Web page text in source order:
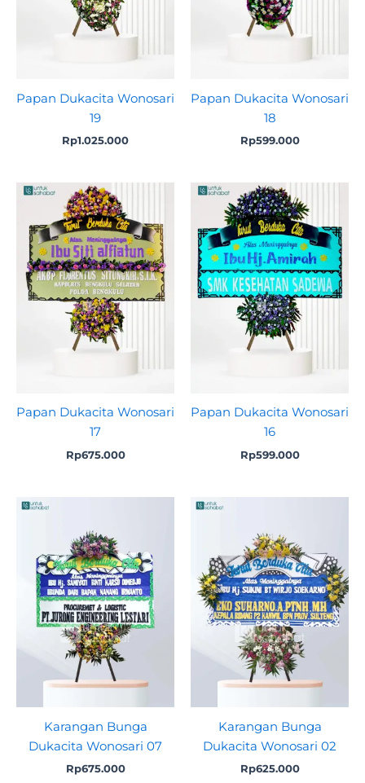
Papan Dukacita Wonosari
19
Rp1.025.000
Papan Dukacita Wonosari
18
Rp599.000
Papan Dukacita Wonosari
17
Rp675.000
Papan Dukacita Wonosari
16
Rp599.000
Karangan Bunga
Dukacita Wonosari 07
Rp675.000
Karangan Bunga
Dukacita Wonosari 02
Rp625.000